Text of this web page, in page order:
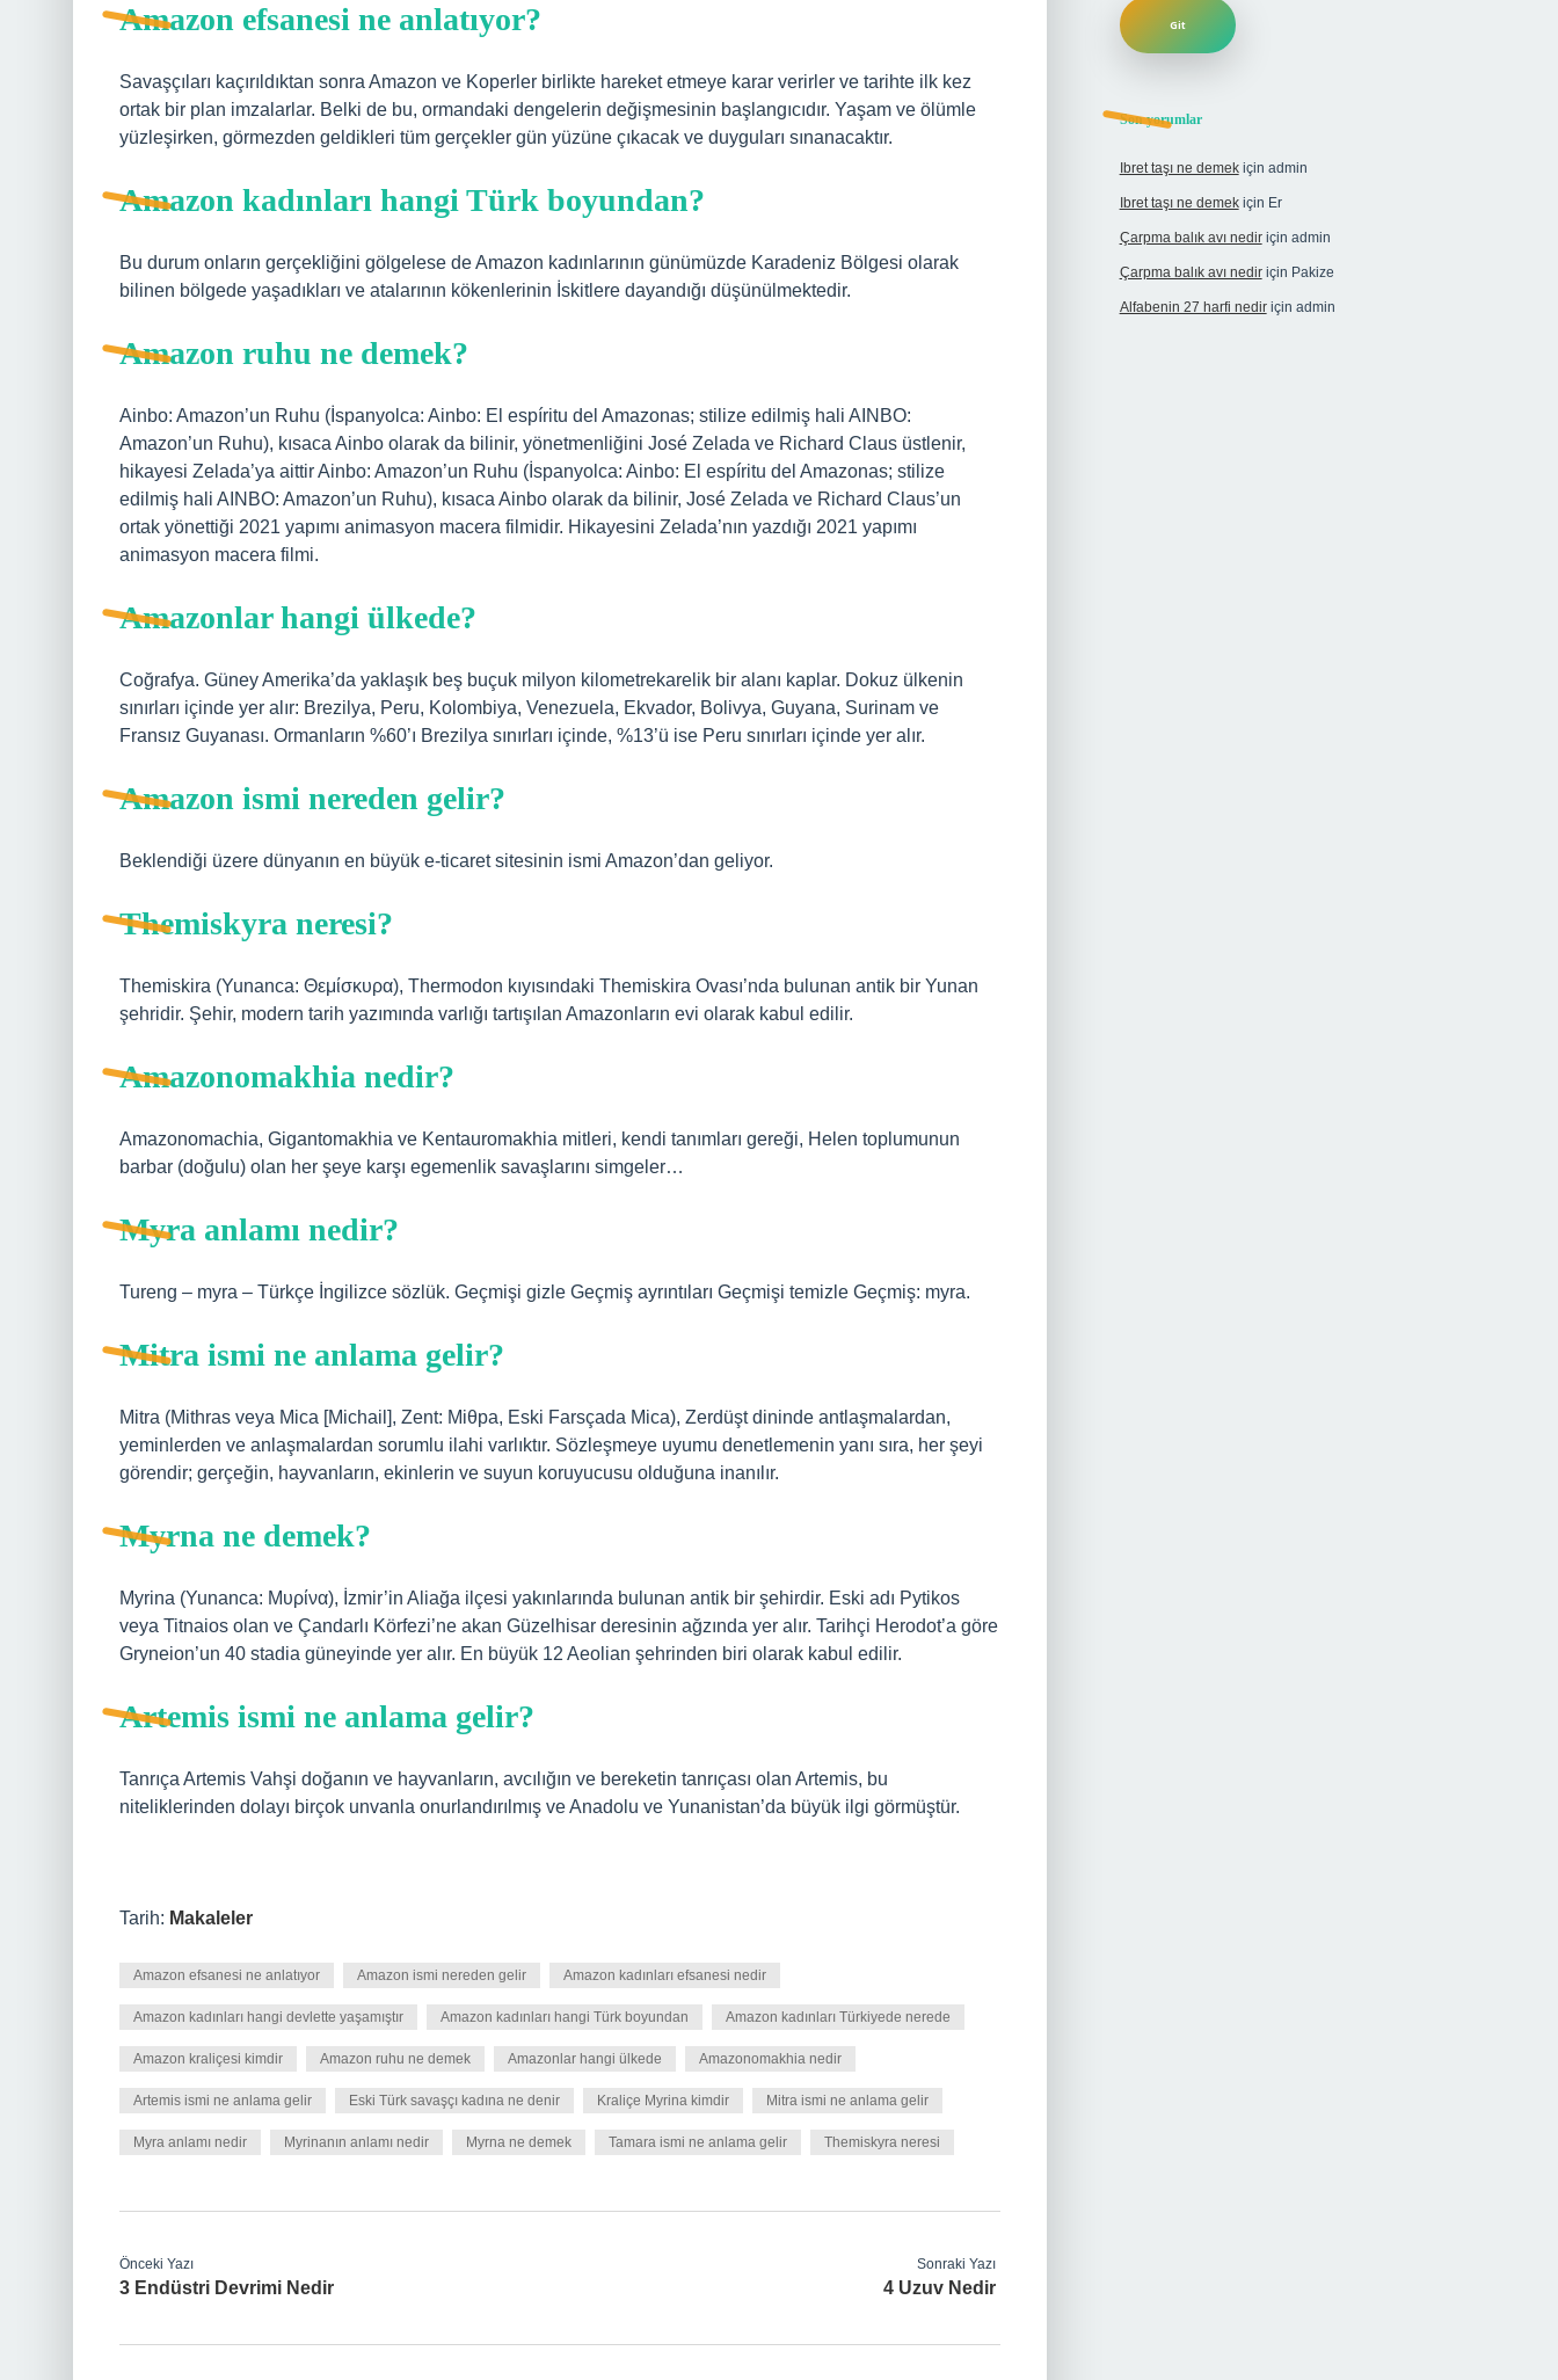
Amazon efsanesi ne anlatıyor?
Savaşçıları kaçırıldıktan sonra Amazon ve Koperler birlikte hareket etmeye karar verirler ve tarihte ilk kez
ortak bir plan imzalarlar. Belki de bu, ormandaki dengelerin değişmesinin başlangıcıdır. Yaşam ve ölümle
yüzleşirken, görmezden geldikleri tüm gerçekler gün yüzüne çıkacak ve duyguları sınanacaktır.
Amazon kadınları hangi Türk boyundan?
Bu durum onların gerçekliğini gölgelese de Amazon kadınlarının günümüzde Karadeniz Bölgesi olarak
bilinen bölgede yaşadıkları ve atalarının kökenlerinin İskitlere dayandığı düşünülmektedir.
Amazon ruhu ne demek?
Ainbo: Amazon’un Ruhu (İspanyolca: Ainbo: El espíritu del Amazonas; stilize edilmiş hali AINBO:
Amazon’un Ruhu), kısaca Ainbo olarak da bilinir, yönetmenliğini José Zelada ve Richard Claus üstlenir,
hikayesi Zelada’ya aittir Ainbo: Amazon’un Ruhu (İspanyolca: Ainbo: El espíritu del Amazonas; stilize
edilmiş hali AINBO: Amazon’un Ruhu), kısaca Ainbo olarak da bilinir, José Zelada ve Richard Claus’un
ortak yönettiği 2021 yapımı animasyon macera filmidir. Hikayesini Zelada’nın yazdığı 2021 yapımı
animasyon macera filmi.
Amazonlar hangi ülkede?
Coğrafya. Güney Amerika’da yaklaşık beş buçuk milyon kilometrekarelik bir alanı kaplar. Dokuz ülkenin
sınırları içinde yer alır: Brezilya, Peru, Kolombiya, Venezuela, Ekvador, Bolivya, Guyana, Surinam ve
Fransız Guyanası. Ormanların %60’ı Brezilya sınırları içinde, %13’ü ise Peru sınırları içinde yer alır.
Amazon ismi nereden gelir?
Beklendiği üzere dünyanın en büyük e-ticaret sitesinin ismi Amazon’dan geliyor.
Themiskyra neresi?
Themiskira (Yunanca: Θεμίσκυρα), Thermodon kıyısındaki Themiskira Ovası’nda bulunan antik bir Yunan
şehridir. Şehir, modern tarih yazımında varlığı tartışılan Amazonların evi olarak kabul edilir.
Amazonomakhia nedir?
Amazonomachia, Gigantomakhia ve Kentauromakhia mitleri, kendi tanımları gereği, Helen toplumunun
barbar (doğulu) olan her şeye karşı egemenlik savaşlarını simgeler…
Myra anlamı nedir?
Tureng – myra – Türkçe İngilizce sözlük. Geçmişi gizle Geçmiş ayrıntıları Geçmişi temizle Geçmiş: myra.
Mitra ismi ne anlama gelir?
Mitra (Mithras veya Mica [Michail], Zent: Miθpa, Eski Farsçada Mica), Zerdüşt dininde antlaşmalardan,
yeminlerden ve anlaşmalardan sorumlu ilahi varlıktır. Sözleşmeye uyumu denetlemenin yanı sıra, her şeyi
görendir; gerçeğin, hayvanların, ekinlerin ve suyun koruyucusu olduğuna inanılır.
Myrna ne demek?
Myrina (Yunanca: Μυρίνα), İzmir’in Aliağa ilçesi yakınlarında bulunan antik bir şehirdir. Eski adı Pytikos
veya Titnaios olan ve Çandarlı Körfezi’ne akan Güzelhisar deresinin ağzında yer alır. Tarihçi Herodot’a göre
Gryneion’un 40 stadia güneyinde yer alır. En büyük 12 Aeolian şehrinden biri olarak kabul edilir.
Artemis ismi ne anlama gelir?
Tanrıça Artemis Vahşi doğanın ve hayvanların, avcılığın ve bereketin tanrıçası olan Artemis, bu
niteliklerinden dolayı birçok unvanla onurlandırılmış ve Anadolu ve Yunanistan’da büyük ilgi görmüştür.
Tarih: Makaleler
Amazon efsanesi ne anlatıyor Amazon ismi nereden gelir Amazon kadınları efsanesi nedir
Amazon kadınları hangi devlette yaşamıştır Amazon kadınları hangi Türk boyundan Amazon kadınları Türkiyede nerede
Amazon kraliçesi kimdir Amazon ruhu ne demek Amazonlar hangi ülkede Amazonomakhia nedir
Artemis ismi ne anlama gelir Eski Türk savaşçı kadına ne denir Kraliçe Myrina kimdir Mitra ismi ne anlama gelir
Myra anlamı nedir Myrinanın anlamı nedir Myrna ne demek Tamara ismi ne anlama gelir Themiskyra neresi
Önceki Yazı
3 Endüstri Devrimi Nedir
Sonraki Yazı
4 Uzuv Nedir
Son yorumlar
Ibret taşı ne demekiçin admin
Ibret taşı ne demekiçin Er
Çarpma balık avı nediriçin admin
Çarpma balık avı nediriçin Pakize
Alfabenin 27 harfi nediriçin admin